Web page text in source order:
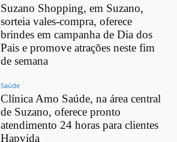
Suzano Shopping, em Suzano,
sorteia vales-compra, oferece
brindes em campanha de Dia dos
Pais e promove atrações neste fim
de semana
Saúde
Clínica Amo Saúde, na área central
de Suzano, oferece pronto
atendimento 24 horas para clientes
Hapvida